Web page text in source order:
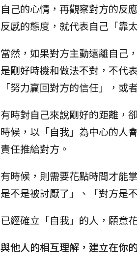
自己的心情，再觀察對方的反
反感的態度，就代表自己「靠
當然，如果對方主動遠離自己
是剛好時機和做法不對，不代
「努力贏回對方的信任」，或
有時對自己來說剛好的距離，
時候，以「自我」為中心的人
責任推給對方。
有時候，則需要花點時間才能
是不是被討厭了」、「對方是
已經確立「自我」的人，願意
與他人的相互理解，建立在你